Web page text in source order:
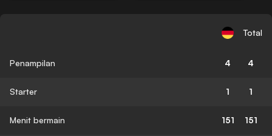
Total
Penampilan 4 4
Starter 1 1
Menit bermain 151 151